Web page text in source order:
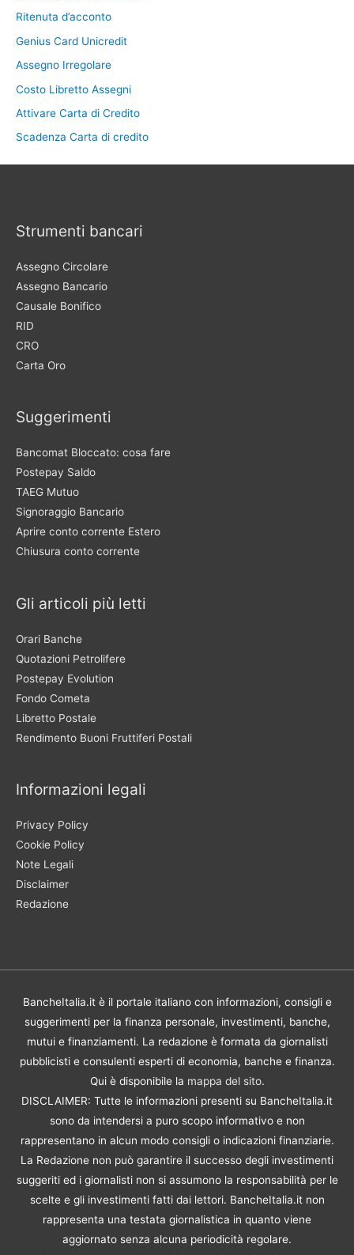
Ritenuta d’acconto
Genius Card Unicredit
Assegno Irregolare
Costo Libretto Assegni
Attivare Carta di Credito
Scadenza Carta di credito
Strumenti bancari
Assegno Circolare
Assegno Bancario
Causale Bonifico
RID
CRO
Carta Oro
Suggerimenti
Bancomat Bloccato: cosa fare
Postepay Saldo
TAEG Mutuo
Signoraggio Bancario
Aprire conto corrente Estero
Chiusura conto corrente
Gli articoli più letti
Orari Banche
Quotazioni Petrolifere
Postepay Evolution
Fondo Cometa
Libretto Postale
Rendimento Buoni Fruttiferi Postali
Informazioni legali
Privacy Policy
Cookie Policy
Note Legali
Disclaimer
Redazione
BancheItalia.it è il portale italiano con informazioni, consigli e
suggerimenti per la finanza personale, investimenti, banche,
mutui e finanziamenti. La redazione è formata da giornalisti
pubblicisti e consulenti esperti di economia, banche e finanza.
Qui è disponibile la mappa del sito.
DISCLAIMER: Tutte le informazioni presenti su BancheItalia.it
sono da intendersi a puro scopo informativo e non
rappresentano in alcun modo consigli o indicazioni finanziarie.
La Redazione non può garantire il successo degli investimenti
suggeriti ed i giornalisti non si assumono la responsabilità per le
scelte e gli investimenti fatti dai lettori. BancheItalia.it non
rappresenta una testata giornalistica in quanto viene
aggiornato senza alcuna periodicità regolare.